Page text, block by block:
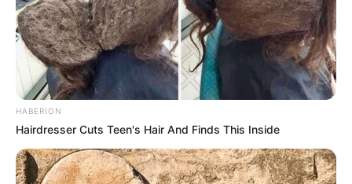
1. Di sela-sela syuting sempatin selfie dulu
HABERION
Hairdresser Cuts Teen's Hair And Finds This Inside